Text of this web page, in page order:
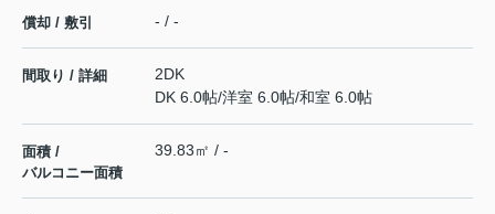
償却 / 敷引 - / -
間取り / 詳細
2DK
DK 6.0帖/洋室 6.0帖/和室 6.0帖
面積 /
バルコニー面積
39.83㎡ / -